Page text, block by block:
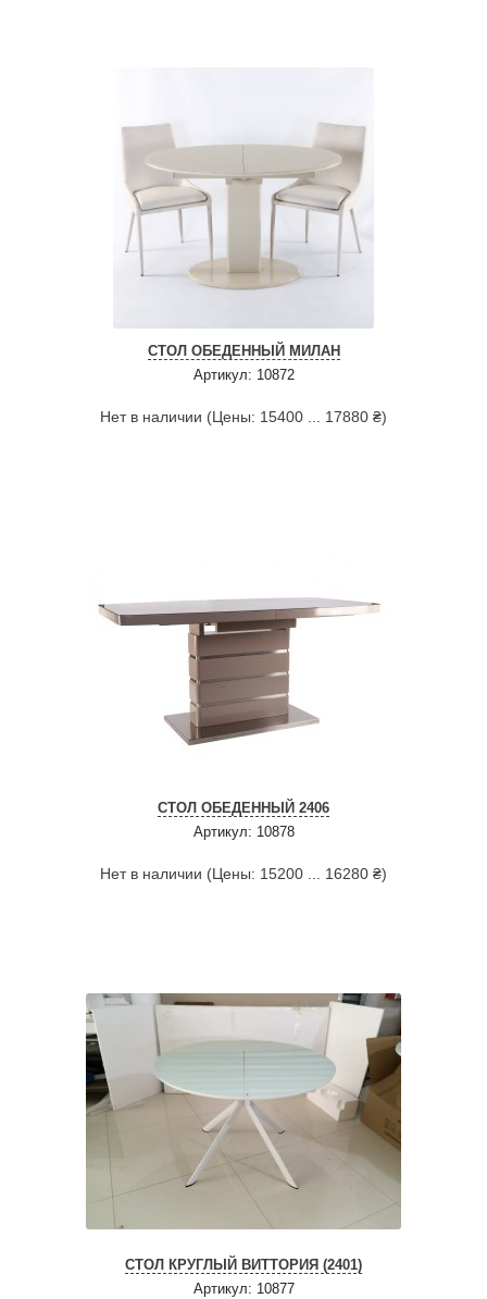
СТОЛ ОБЕДЕННЫЙ МИЛАН
Артикул: 10872
Нет в наличии (Цены: 15400 ... 17880 ₴)
СТОЛ ОБЕДЕННЫЙ 2406
Артикул: 10878
Нет в наличии (Цены: 15200 ... 16280 ₴)
СТОЛ КРУГЛЫЙ ВИТТОРИЯ (2401)
Артикул: 10877